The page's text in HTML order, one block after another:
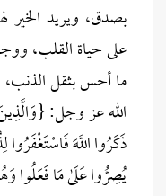
بصدق، ويريد الخير
على حياة القلب،
ما أحس بثقل الذنب،
الله عز وجل:
ذَكَرُوا اللَّهَ فَاسْتَغْفَرُوا
يُصِرُّوا عَلَىٰ مَا فَعَلُوا